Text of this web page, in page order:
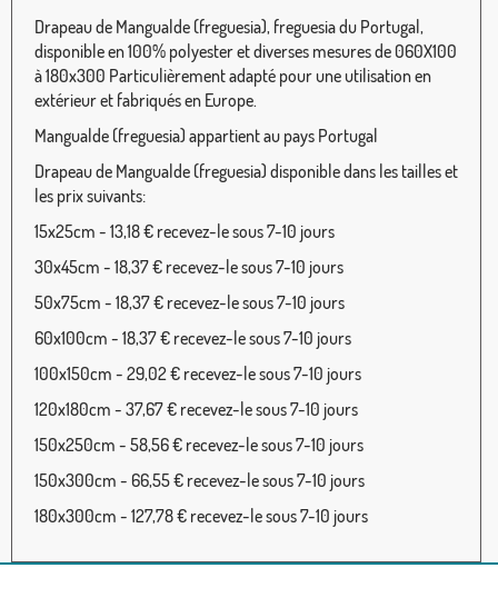
Drapeau de Mangualde (freguesia), freguesia du Portugal,
disponible en 100% polyester et diverses mesures de 060X100
à 180x300 Particulièrement adapté pour une utilisation en
extérieur et fabriqués en Europe.
Mangualde (freguesia) appartient au pays Portugal
Drapeau de Mangualde (freguesia) disponible dans les tailles et
les prix suivants:
15x25cm - 13,18 € recevez-le sous 7-10 jours
30x45cm - 18,37 € recevez-le sous 7-10 jours
50x75cm - 18,37 € recevez-le sous 7-10 jours
60x100cm - 18,37 € recevez-le sous 7-10 jours
100x150cm - 29,02 € recevez-le sous 7-10 jours
120x180cm - 37,67 € recevez-le sous 7-10 jours
150x250cm - 58,56 € recevez-le sous 7-10 jours
150x300cm - 66,55 € recevez-le sous 7-10 jours
180x300cm - 127,78 € recevez-le sous 7-10 jours